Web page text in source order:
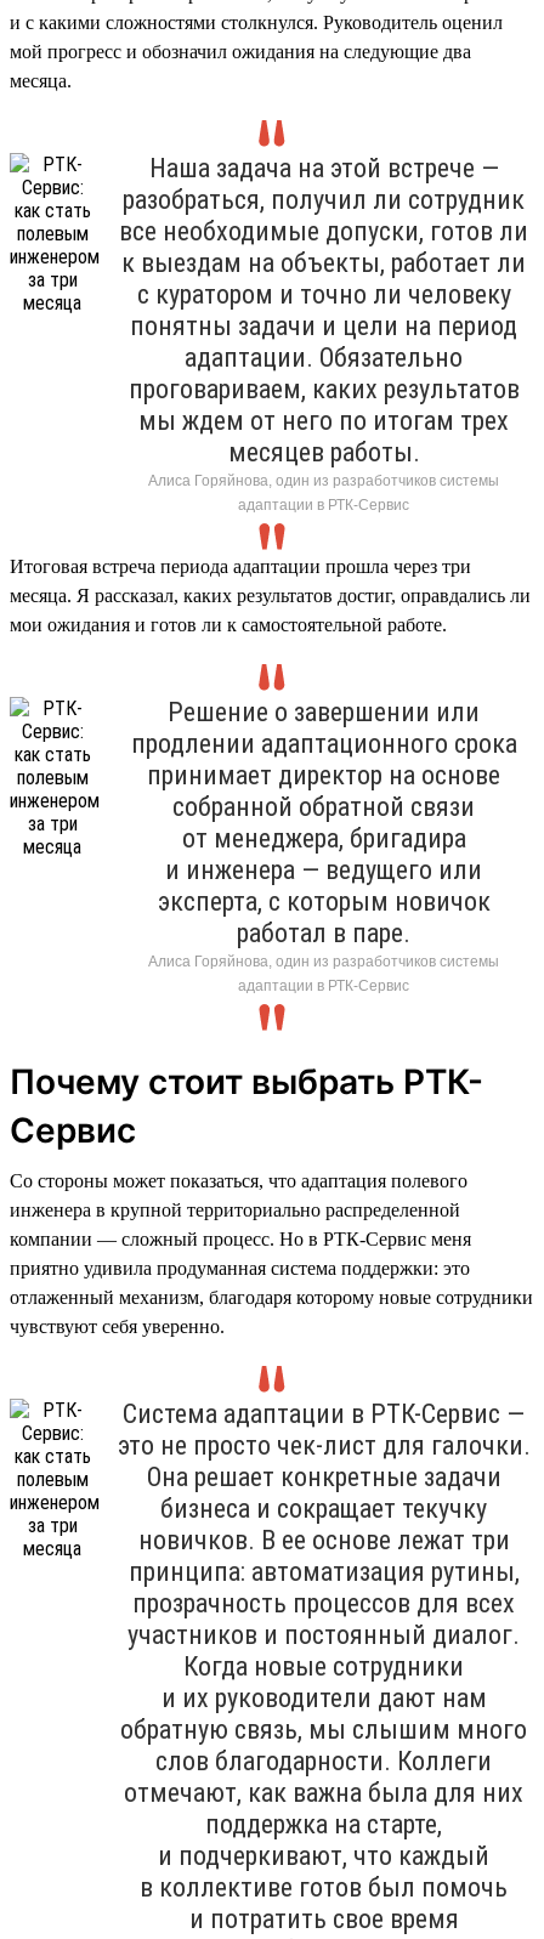
и с какими сложностями столкнулся. Руководитель оценил
мой прогресс и обозначил ожидания на следующие два
месяца.
Наша задача на этой встрече —
разобраться, получил ли сотрудник
все необходимые допуски, готов ли
к выездам на объекты, работает ли
с куратором и точно ли человеку
понятны задачи и цели на период
адаптации. Обязательно
проговариваем, каких результатов
мы ждем от него по итогам трех
месяцев работы.
Алиса Горяйнова, один из разработчиков системы
адаптации в РТК-Сервис
Итоговая встреча периода адаптации прошла через три
месяца. Я рассказал, каких результатов достиг, оправдались ли
мои ожидания и готов ли к самостоятельной работе.
Решение о завершении или
продлении адаптационного срока
принимает директор на основе
собранной обратной связи
от менеджера, бригадира
и инженера — ведущего или
эксперта, с которым новичок
работал в паре.
Алиса Горяйнова, один из разработчиков системы
адаптации в РТК-Сервис
Почему стоит выбрать РТК-
Сервис
Со стороны может показаться, что адаптация полевого
инженера в крупной территориально распределенной
компании — сложный процесс. Но в РТК-Сервис меня
приятно удивила продуманная система поддержки: это
отлаженный механизм, благодаря которому новые сотрудники
чувствуют себя уверенно.
Система адаптации в РТК-Сервис —
это не просто чек-лист для галочки.
Она решает конкретные задачи
бизнеса и сокращает текучку
новичков. В ее основе лежат три
принципа: автоматизация рутины,
прозрачность процессов для всех
участников и постоянный диалог.
Когда новые сотрудники
и их руководители дают нам
обратную связь, мы слышим много
слов благодарности. Коллеги
отмечают, как важна была для них
поддержка на старте,
и подчеркивают, что каждый
в коллективе готов был помочь
и потратить свое время